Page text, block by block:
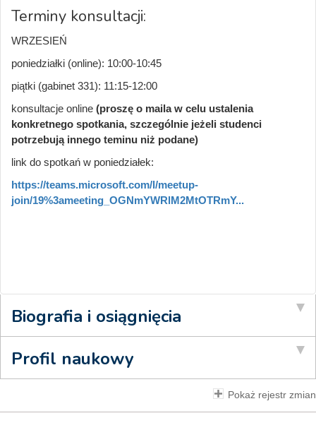
Terminy konsultacji:
WRZESIEŃ
poniedziałki (online): 10:00-10:45
piątki (gabinet 331): 11:15-12:00
konsultacje online (proszę o maila w celu ustalenia
konkretnego spotkania, szczególnie jeżeli studenci
potrzebują innego teminu niż podane)
link do spotkań w poniedziałek:
https://teams.microsoft.com/l/meetup-
join/19%3ameeting_OGNmYWRlM2MtOTRmY...
Biografia i osiągnięcia
Profil naukowy
Pokaż rejestr zmian